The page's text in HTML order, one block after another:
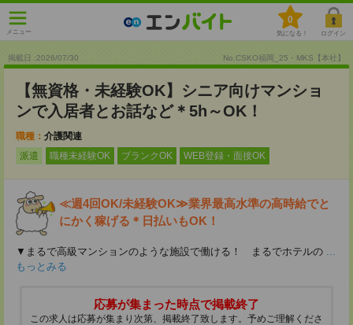
メニュー
0
気になる！ ログイン
掲載日 :2026/07/30 No.CSKO福岡_25・MKS【本社】
【無資格・未経験OK】シニア向けマンショ
ンで入居者とお話など＊5h～OK！
職種： 介護関連
派遣
職種未経験OK ブランクOK WEB登録・面接OK
≪週4回OK/未経験OK≫業界最高水準の高時給でと
にかく稼げる＊日払いもOK！
▼まるで高級マンションのような施設で働ける！ まるでホテルの ...
もっとみる
応募が集まった時点で掲載終了
この求人は応募が集まり次第、掲載終了致します。予めご理解くださ